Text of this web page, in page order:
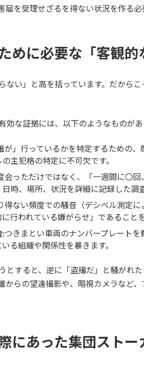
を受理せざるを得ない状況を作る必
めに必要な「客観
ない」と高を括っています。だから
な証拠には、以下のようなものがあ
が」行っているかを特定するための
主犯格の特定に不可欠です。
会っただけではなく、「一週間に〇
時、場所、状況を詳細に記録した調
得ない頻度での騒音（デシベル測定
行われている嫌がらせ」であること
:つきまとい車両のナンバープレート
る組織や関係性を暴きます。
とすると、逆に「盗撮だ」と騒がれ
からの望遠撮影や、暗視カメラなど
にあった集団スト